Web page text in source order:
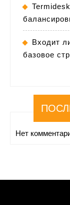
Входит
базовое
Нет